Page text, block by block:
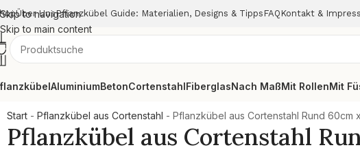
Skip to navigation
Skip to main content
Über UnsPflanzkübel Guide: Materialien, Designs & Tipps FAQ Kontakt &
AluminiumBetonCortenstahlFiberglasNach MaßMit RollenMit
Start - Pflanzkübel aus Cortenstahl - Pflanzkübel aus Cortenstahl Rund 60cm
Pflanzkübel aus Cortenstahl